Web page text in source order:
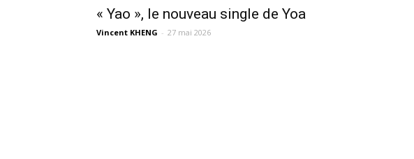
« Yao », le nouveau single de Yoa
Vincent KHENG - 27 mai 2026